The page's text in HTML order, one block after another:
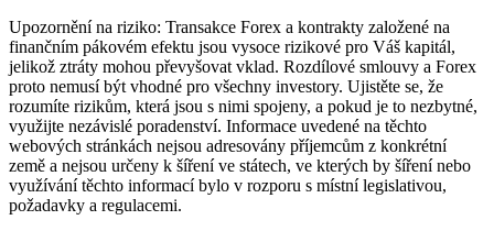
Upozornění na riziko: Transakce Forex a kontrakty založené na
finančním pákovém efektu jsou vysoce rizikové pro Váš kapitál,
jelikož ztráty mohou převyšovat vklad. Rozdílové smlouvy a Forex
proto nemusí být vhodné pro všechny investory. Ujistěte se, že
rozumíte rizikům, která jsou s nimi spojeny, a pokud je to nezbytné,
využijte nezávislé poradenství. Informace uvedené na těchto
webových stránkách nejsou adresovány příjemcům z konkrétní
země a nejsou určeny k šíření ve státech, ve kterých by šíření nebo
využívání těchto informací bylo v rozporu s místní legislativou,
požadavky a regulacemi.